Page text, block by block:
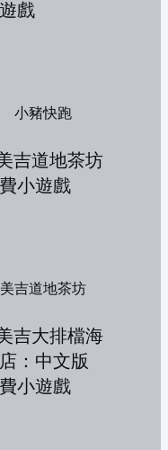
小豬快跑
美吉道地茶坊